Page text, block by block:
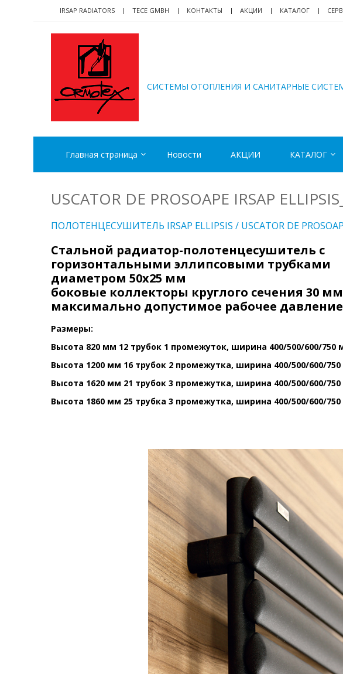
navigation
content
IRSAP RADIATORS TECE GMBH КОНТАКТЫ АКЦИИ КАТАЛОГ
CИСТЕМЫ ОТОПЛЕНИЯ И САНИТАРНЫЕ
Главная страница Новости АКЦИИ КАТАЛОГ
USCATOR DE PROSOAPE IRSAP
ПОЛОТЕНЦЕСУШИТЕЛЬ IRSAP ELLIPSIS / USCATOR DE
Cтальной радиатор-полотенцесушитель с
горизонтальными эллипсовыми трубками
диаметром 50х25 мм
боковые коллекторы круглого сечения 30 мм
максимально допустимое рабочее давление
Размеры:
Высота 820 мм 12 трубок 1 промежуток, ширина 400/500/600/750
Высота 1200 мм 16 трубок 2 промежутка, ширина 400/500/600/
Высота 1620 мм 21 трубок 3 промежутка, ширина 400/500/600/
Высота 1860 мм 25 трубка 3 промежутка, ширина 400/500/600/